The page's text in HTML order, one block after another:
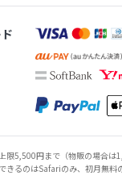
限5,500円まで（物販の場合は
きるのはSafariのみ、初月無料